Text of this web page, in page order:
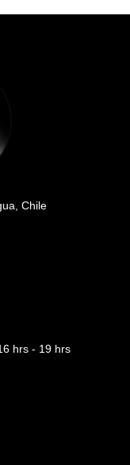
Chile
hrs - 19 hrs